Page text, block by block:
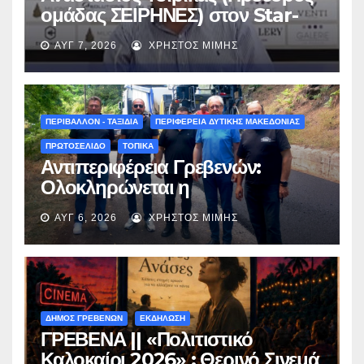
ομάδας ΣΕΙΡΗΝΕΣ) στον Star-
fm 93.3: «Το όνειρο έγινε
πραγματικότητα – Σας
περιμένουμε όλους το Σάββατο
στη Μυρσίνα Γρεβενών !» –
(audio)
ΑΥΓ 7, 2026 ΧΡΉΣΤΟΣ ΜΊΜΗΣ
ΠΕΡΙΒΑΛΛΟΝ - ΤΑΞΙΔΙΑ ΠΕΡΙΦΕΡΕΙΑ ΔΥΤΙΚΗΣ ΜΑΚΕΔΟΝΙΑΣ
ΠΡΩΤΟΣΕΛΙΔΟ ΤΟΠΙΚΑ
Αντιπεριφέρεια Γρεβενών:
Ολοκληρώνεται η
ασφαλτόστρωση της οδού
Περιβόλι – Αβδέλλα
ΑΥΓ 6, 2026 ΧΡΉΣΤΟΣ ΜΊΜΗΣ
ΔΗΜΟΣ ΓΡΕΒΕΝΩΝ ΕΚΔΗΛΩΣΗ
ΓΡΕΒΕΝΑ || «Πολιτιστικό